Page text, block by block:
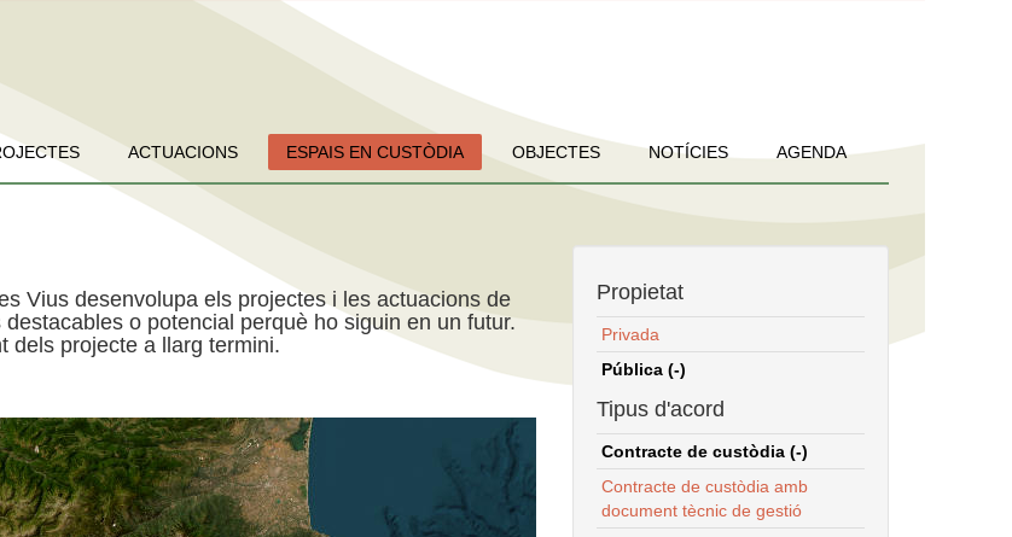
ACTUACIONS ESPAIS EN CUSTÒDIA OBJECTES NOTÍCIES AGENDA
Vius desenvolupa els projectes i les actuacions de
o potencial perquè ho siguin en un futur.
dels projecte a llarg termini.
Propietat
Privada
Pública (-)
Tipus d'acord
Contracte de custòdia (-)
Contracte de custòdia amb
document tècnic de gestió